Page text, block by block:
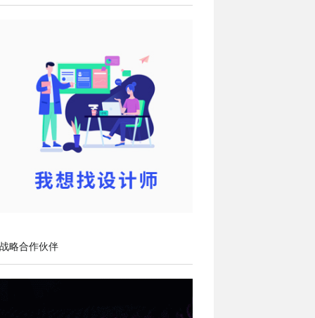
略合作伙伴